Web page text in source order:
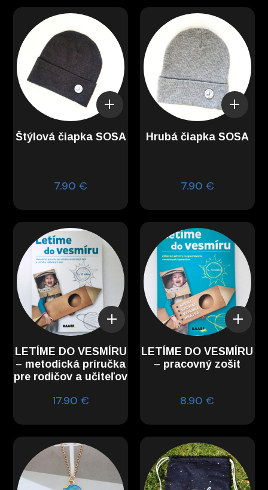
Štýlová čiapka SOSA
7.90€
Hrubá čiapka SOSA
7.90 €
LETÍME DO VESMÍRU
– metodická príručka
pre rodičov a učiteľov
17.90€
LETÍME DO VESMÍRU
– pracovný zošit
8.90€